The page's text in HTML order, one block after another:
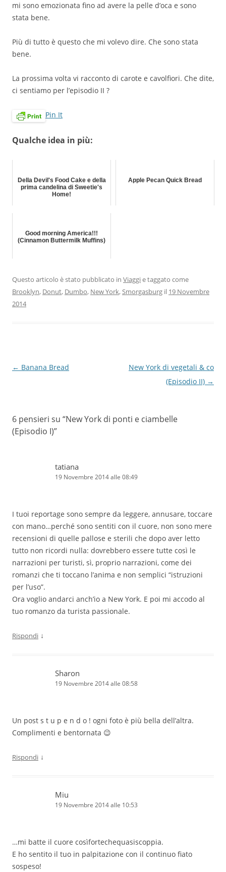
mi sono emozionata fino ad avere la pelle d’oca e sono
stata bene.
Più di tutto è questo che mi volevo dire. Che sono stata
bene.
La prossima volta vi racconto di carote e cavolfiori. Che dite,
ci sentiamo per l’episodio II ?
Pin It
Qualche idea in più:
Della Devil's Food Cake e della
prima candelina di Sweetie's
Home!
Apple Pecan Quick Bread
Good morning America!!!
(Cinnamon Buttermilk Muffins)
Questo articolo è stato pubblicato in Viaggie taggato come
Brooklyn, Donut, Dumbo, New York,Smorgasburg il 19 Novembre
2014
Navigazione
← Banana Bread
New York di vegetali & co
(Episodio II) →
6 pensieri su “New York di ponti e ciambelle
(Episodio I)”
tatiana
19 Novembre 2014 alle 08:49
I tuoi reportage sono sempre da leggere, annusare, toccare
con mano…perché sono sentiti con il cuore, non sono mere
recensioni di quelle pallose e sterili che dopo aver letto
tutto non ricordi nulla: dovrebbero essere tutte così le
narrazioni per turisti, sì, proprio narrazioni, come dei
romanzi che ti toccano l’anima e non semplici “istruzioni
per l’uso”.
Ora voglio andarci anch’io a New York. E poi mi accodo al
tuo romanzo da turista passionale.
Rispondi ↓
Sharon
19 Novembre 2014 alle 08:58
Un post s t u p e n d o ! ogni foto è più bella dell’altra.
Complimenti e bentornata 😉
Rispondi ↓
Miu
19 Novembre 2014 alle 10:53
…mi batte il cuore cosìfortechequasiscoppia.
E ho sentito il tuo in palpitazione con il continuo fiato
sospeso!